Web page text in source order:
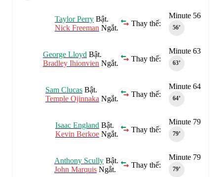
Minute 56
56‎’‎
Thay thế:
Taylor Perry Bật.
Nick Freeman Ngắt.
Minute 63
63‎’‎
Thay thế:
George Lloyd Bật.
Bradley Ihionvien Ngắt.
Minute 64
64‎’‎
Thay thế:
Sam Clucas Bật.
Temple Ojinnaka Ngắt.
Minute 79
79‎’‎
Thay thế:
Isaac England Bật.
Kevin Berkoe Ngắt.
Minute 79
79‎’‎
Thay thế:
Anthony Scully Bật.
John Marquis Ngắt.